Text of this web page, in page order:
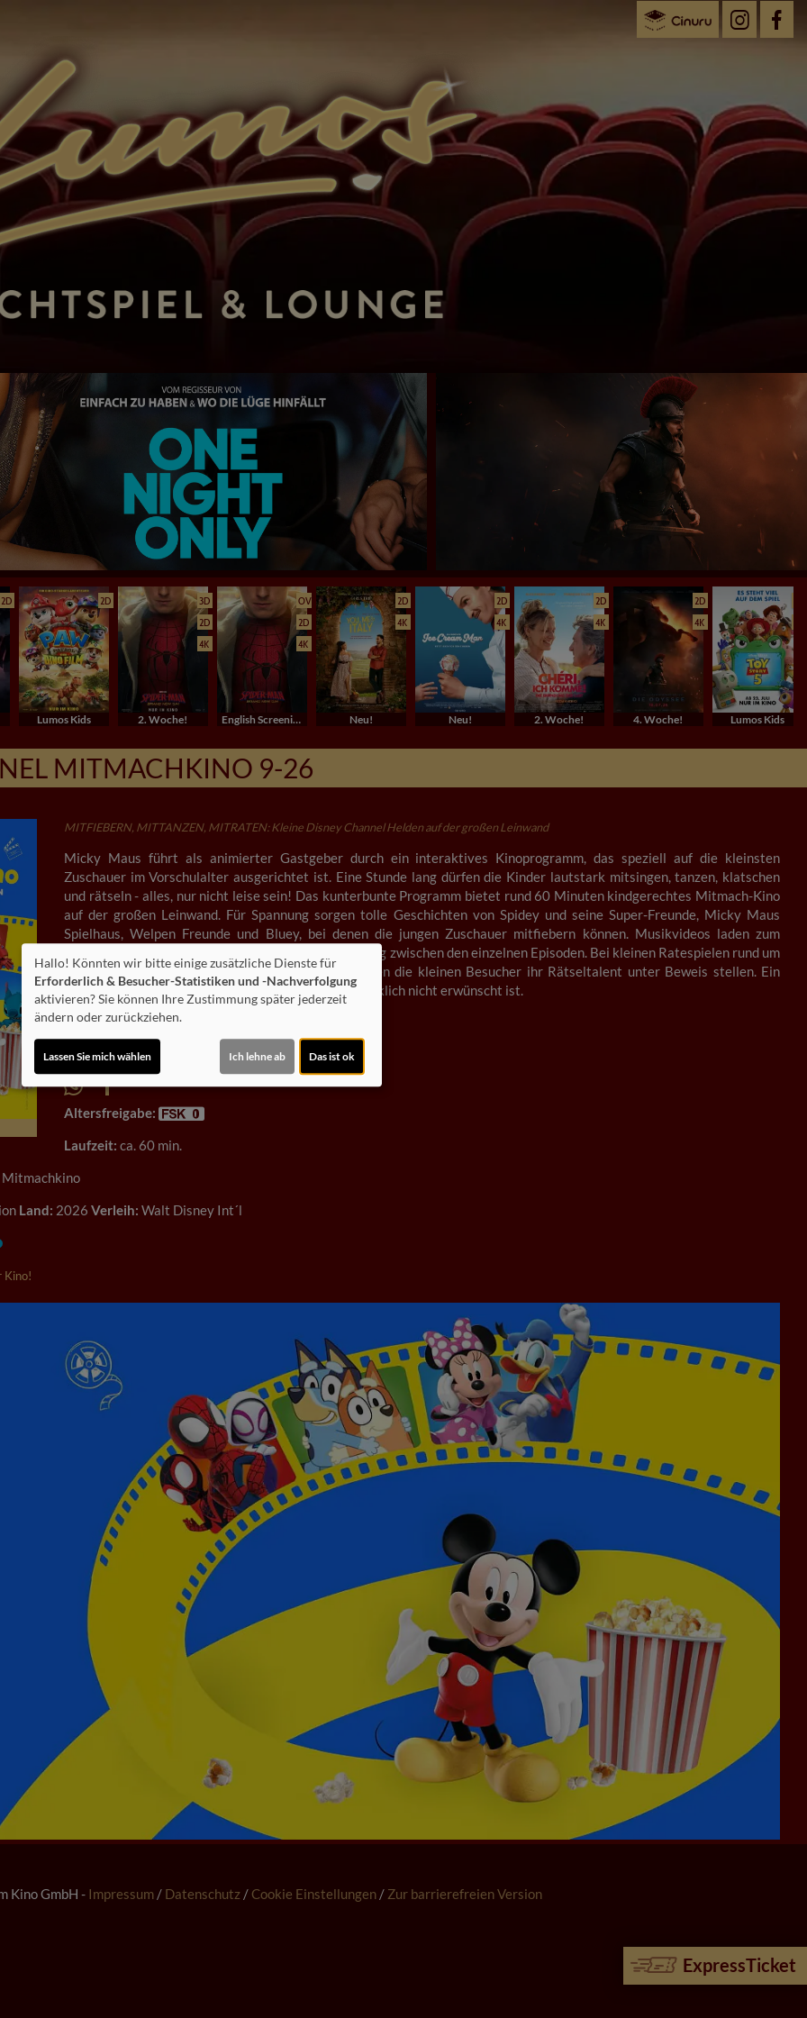
ExpressTicket
2D 2D
Lumos Kids
3D
2D
4K
2. Woche!
OV
2D
4K
English Screenings (OV/OmU)
2D
4K
Neu!
2D
4K
Neu!
2D
4K
2. Woche!
2D
4K
4. Woche! Lumos Kids
MITMACHKINO 9-26
MITFIEBERN, MITTANZEN, MITRATEN: Kleine Disney Channel Helden auf der großen Leinwand
Micky Maus führt als animierter Gastgeber durch ein interaktives Kinoprogramm, das speziell auf die kleinsten
Zuschauer im Vorschulalter ausgerichtet ist. Eine Stunde lang dürfen die Kinder lautstark mitsingen, tanzen, klatschen
und rätseln - alles, nur nicht leise sein! Das kunterbunte Programm bietet rund 60 Minuten kindgerechtes Mitmach-Kino
auf der großen Leinwand. Für Spannung sorgen tolle Geschichten von Spidey und seine Super-Freunde, Micky Maus
Spielhaus, Welpen Freunde und Bluey, bei denen die jungen Zuschauer mitfiebern können. Musikvideos laden zum
Mittanzen und Mitsingen ein und sorgen für Bewegung zwischen den einzelnen Episoden. Bei kleinen Ratespielen rund um
die beliebten Disney Channel Vorschul-Serien können die kleinen Besucher ihr Rätseltalent unter Beweis stellen. Ein
interaktives Kinoerlebnis, bei dem Stillsitzen ausdrücklich nicht erwünscht ist.
Altersfreigabe:
Laufzeit: ca. 60 min.
Mitmachkino
Land: 2026 Verleih: Walt Disney Int´l
Kino!
Kino GmbH - Impressum / Datenschutz / Cookie Einstellungen / Zur barrierefreien Version
Hallo! Könnten wir bitte einige zusätzliche Dienste für
Erforderlich & Besucher-Statistiken und -Nachverfolgung
aktivieren? Sie können Ihre Zustimmung später jederzeit
ändern oder zurückziehen.
Lassen Sie mich wählen Ich lehne ab Das ist ok